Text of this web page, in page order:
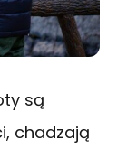
są
chadzają